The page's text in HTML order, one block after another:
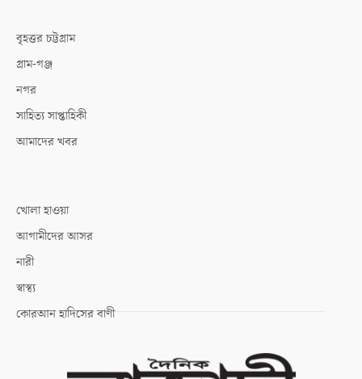
বৃহত্তর চট্টগ্রাম
গ্রাম-গঞ্জ
নগর
সাহিত্য সাপ্তাহিকী
আমাদের খবর
খোলা হাওয়া
আগামীদের আসর
নারী
স্বাস্থ্য
কোরআন হাদিসের বাণী